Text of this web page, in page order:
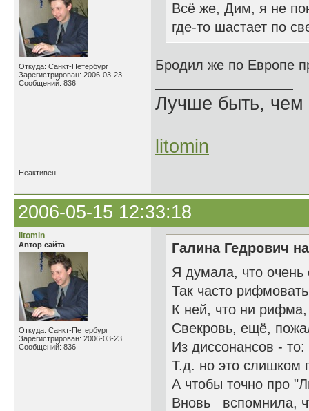
Откуда: Санкт-Петербург
Зарегистрирован: 2006-03-23
Сообщений: 836
Всё же, Дим, я не
где-то шастает по
Бродил же по Европе
Лучше быть, чем
litomin
Неактивен
2006-05-15 12:33:18
litomin
Автор сайта
Откуда: Санкт-Петербург
Зарегистрирован: 2006-03-23
Сообщений: 836
Галина Гедрович
Я думала, что очень
Так часто
К ней, что ни рифма,
Свекровь, ещё,
Из диссонансов - то:
Т.д. но это слишком
А чтобы точно про
Вновь вспомнила,